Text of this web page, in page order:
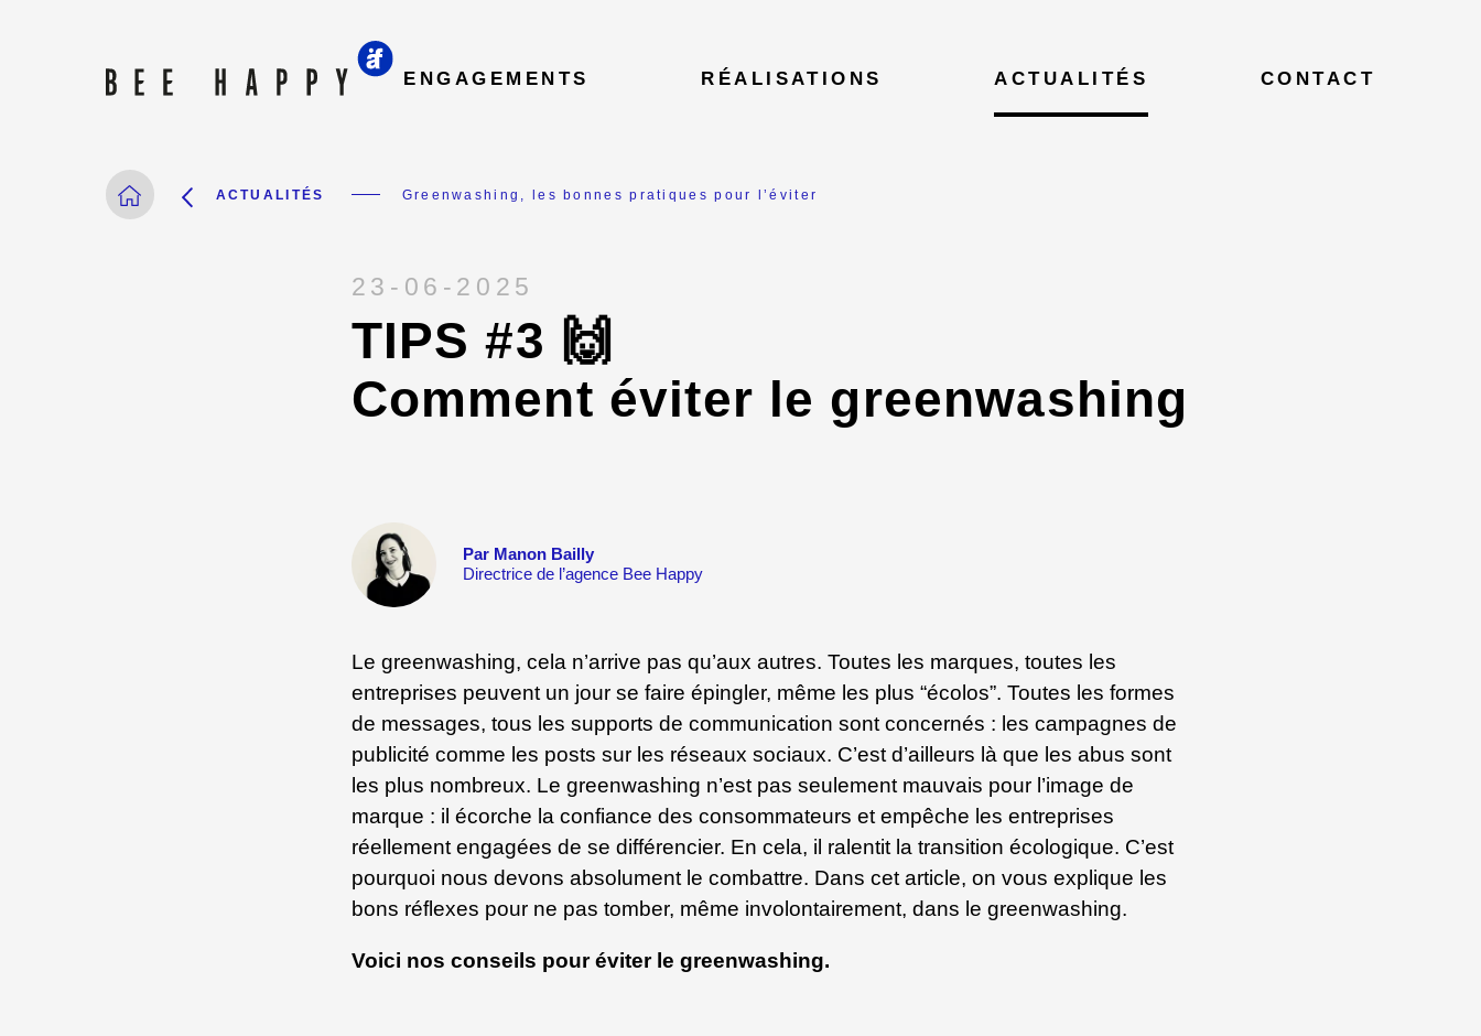
ENGAGEMENTS RÉALISATIONS ACTUALITÉS CONTACT
ACTUALITÉS Greenwashing, les bonnes pratiques pour l’éviter
23-06-2025
TIPS #3 🙌
Comment éviter le greenwashing
Par Manon Bailly
Directrice de l’agence Bee Happy
Le greenwashing, cela n’arrive pas qu’aux autres. Toutes les marques, toutes les
entreprises peuvent un jour se faire épingler, même les plus “écolos”. Toutes les formes
de messages, tous les supports de communication sont concernés : les campagnes de
publicité comme les posts sur les réseaux sociaux. C’est d’ailleurs là que les abus sont
les plus nombreux. Le greenwashing n’est pas seulement mauvais pour l’image de
marque : il écorche la confiance des consommateurs et empêche les entreprises
réellement engagées de se différencier. En cela, il ralentit la transition écologique. C’est
pourquoi nous devons absolument le combattre. Dans cet article, on vous explique les
bons réflexes pour ne pas tomber, même involontairement, dans le greenwashing.
Voici nos conseils pour éviter le greenwashing.